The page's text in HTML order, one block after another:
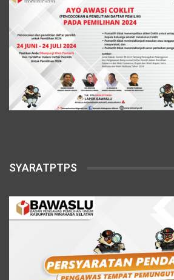
SYARATPTPS